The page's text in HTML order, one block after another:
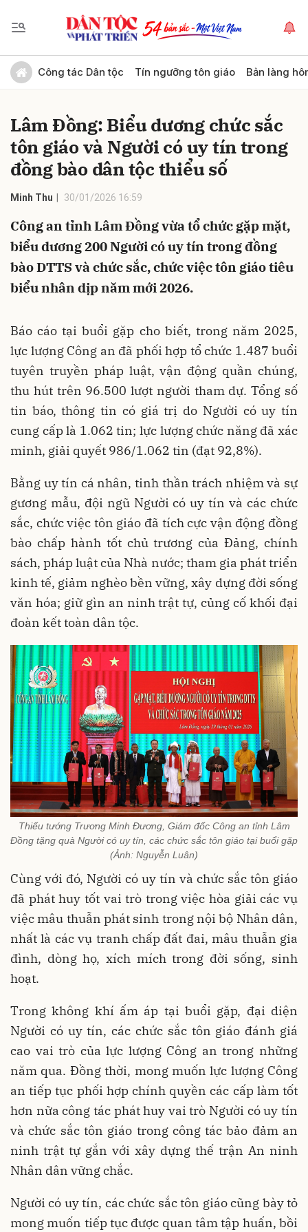
Công tác Dân tộc Tín ngưỡng tôn giáo Bản làng
Lâm Đồng: Biểu dương chức sắc
tôn giáo và Người có uy tín trong
đồng bào dân tộc thiểu số
Minh Thu 30/01/2026 16:59
Công an tỉnh Lâm Đồng vừa tổ chức gặp mặt,
biểu dương 200 Người có uy tín trong đồng
bào DTTS và chức sắc, chức việc tôn giáo tiêu
biểu nhân dịp năm mới 2026.
Báo cáo tại buổi gặp cho biết, trong năm 2025,
lực lượng Công an đã phối hợp tổ chức 1.487 buổi
tuyên truyền pháp luật, vận động quần chúng,
thu hút trên 96.500 lượt người tham dự. Tổng số
tin báo, thông tin có giá trị do Người có uy tín
cung cấp là 1.062 tin; lực lượng chức năng đã xác
minh, giải quyết 986/1.062 tin (đạt 92,8%).
Bằng uy tín cá nhân, tinh thần trách nhiệm và sự
gương mẫu, đội ngũ Người có uy tín và các chức
sắc, chức việc tôn giáo đã tích cực vận động đồng
bào chấp hành tốt chủ trương của Đảng, chính
sách, pháp luật của Nhà nước; tham gia phát triển
kinh tế, giảm nghèo bền vững, xây dựng đời sống
văn hóa; giữ gìn an ninh trật tự, củng cố khối đại
đoàn kết toàn dân tộc.
Thiếu tướng Trương Minh Đương, Giám đốc Công an tỉnh Lâm
Đồng tặng quà Người có uy tín, các chức sắc tôn giáo tại buổi gặp
(Ảnh: Nguyễn Luân)
Cùng với đó, Người có uy tín và chức sắc tôn giáo
đã phát huy tốt vai trò trong việc hòa giải các vụ
việc mâu thuẫn phát sinh trong nội bộ Nhân dân,
nhất là các vụ tranh chấp đất đai, mâu thuẫn gia
đình, dòng họ, xích mích trong đời sống, sinh
hoạt.
Trong không khí ấm áp tại buổi gặp, đại diện
Người có uy tín, các chức sắc tôn giáo đánh giá
cao vai trò của lực lượng Công an trong những
năm qua. Đồng thời, mong muốn lực lượng Công
an tiếp tục phối hợp chính quyền các cấp làm tốt
hơn nữa công tác phát huy vai trò Người có uy tín
và chức sắc tôn giáo trong công tác bảo đảm an
ninh trật tự gắn với xây dựng thế trận An ninh
Nhân dân vững chắc.
Người có uy tín, các chức sắc tôn giáo cũng bày tỏ
mong muốn tiếp tục được quan tâm tập huấn, bồi
Gửi bình luận